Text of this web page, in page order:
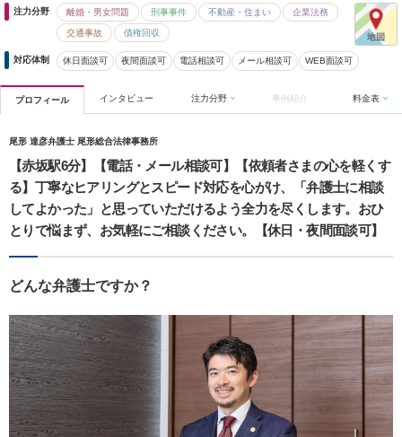
注力分野 離婚・男女問題 刑事事件 不動産・住まい 企業法務
交通事故 債権回収
対応体制 休日面談可 夜間面談可 電話相談可 メール相談可 WEB面談可
プロフィール インタビュー 注力分野 事例紹介 料金表
尾形 達彦弁護士 尾形総合法律事務所
【赤坂駅6分】【電話・メール相談可】【依頼者さまの心を軽くす
る】丁寧なヒアリングとスピード対応を心がけ、「弁護士に相談
してよかった」と思っていただけるよう全力を尽くします。おひ
とりで悩まず、お気軽にご相談ください。【休日・夜間面談可】
どんな弁護士ですか？